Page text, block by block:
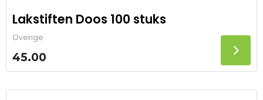
Lakstiften Doos 100 stuks
Overige
45.00